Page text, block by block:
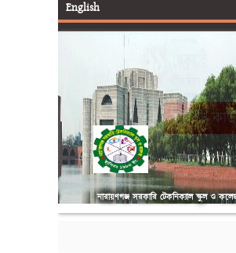
English
নারায়ণগঞ্জ সরকারি টেকনিক্যাল স্কুল ও
আইডি